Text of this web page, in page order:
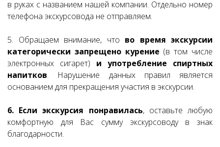
в руках с названием нашей компании. Отдельно номер
телефона экскурсовода не отправляем.
5. Обращаем внимание, что во время экскурсии
категорически запрещено курение (в том числе
электронных сигарет) и употребление спиртных
напитков. Нарушение данных правил является
основанием для прекращения участия в экскурсии.
6. Если экскурсия понравилась, оставьте любую
комфортную для Вас сумму экскурсоводу в знак
благодарности.